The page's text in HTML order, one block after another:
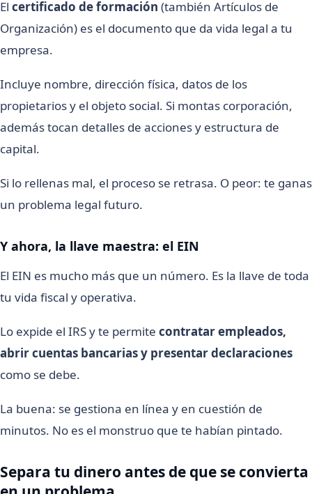
El certificado de formación (también Artículos de
Organización) es el documento que da vida legal a tu
empresa.
Incluye nombre, dirección física, datos de los
propietarios y el objeto social. Si montas corporación,
además tocan detalles de acciones y estructura de
capital.
Si lo rellenas mal, el proceso se retrasa. O peor: te ganas
un problema legal futuro.
Y ahora, la llave maestra: el EIN
El EIN es mucho más que un número. Es la llave de toda
tu vida fiscal y operativa.
Lo expide el IRS y te permite contratar empleados,
abrir cuentas bancarias y presentar declaraciones
como se debe.
La buena: se gestiona en línea y en cuestión de
minutos. No es el monstruo que te habían pintado.
Separa tu dinero antes de que se convierta